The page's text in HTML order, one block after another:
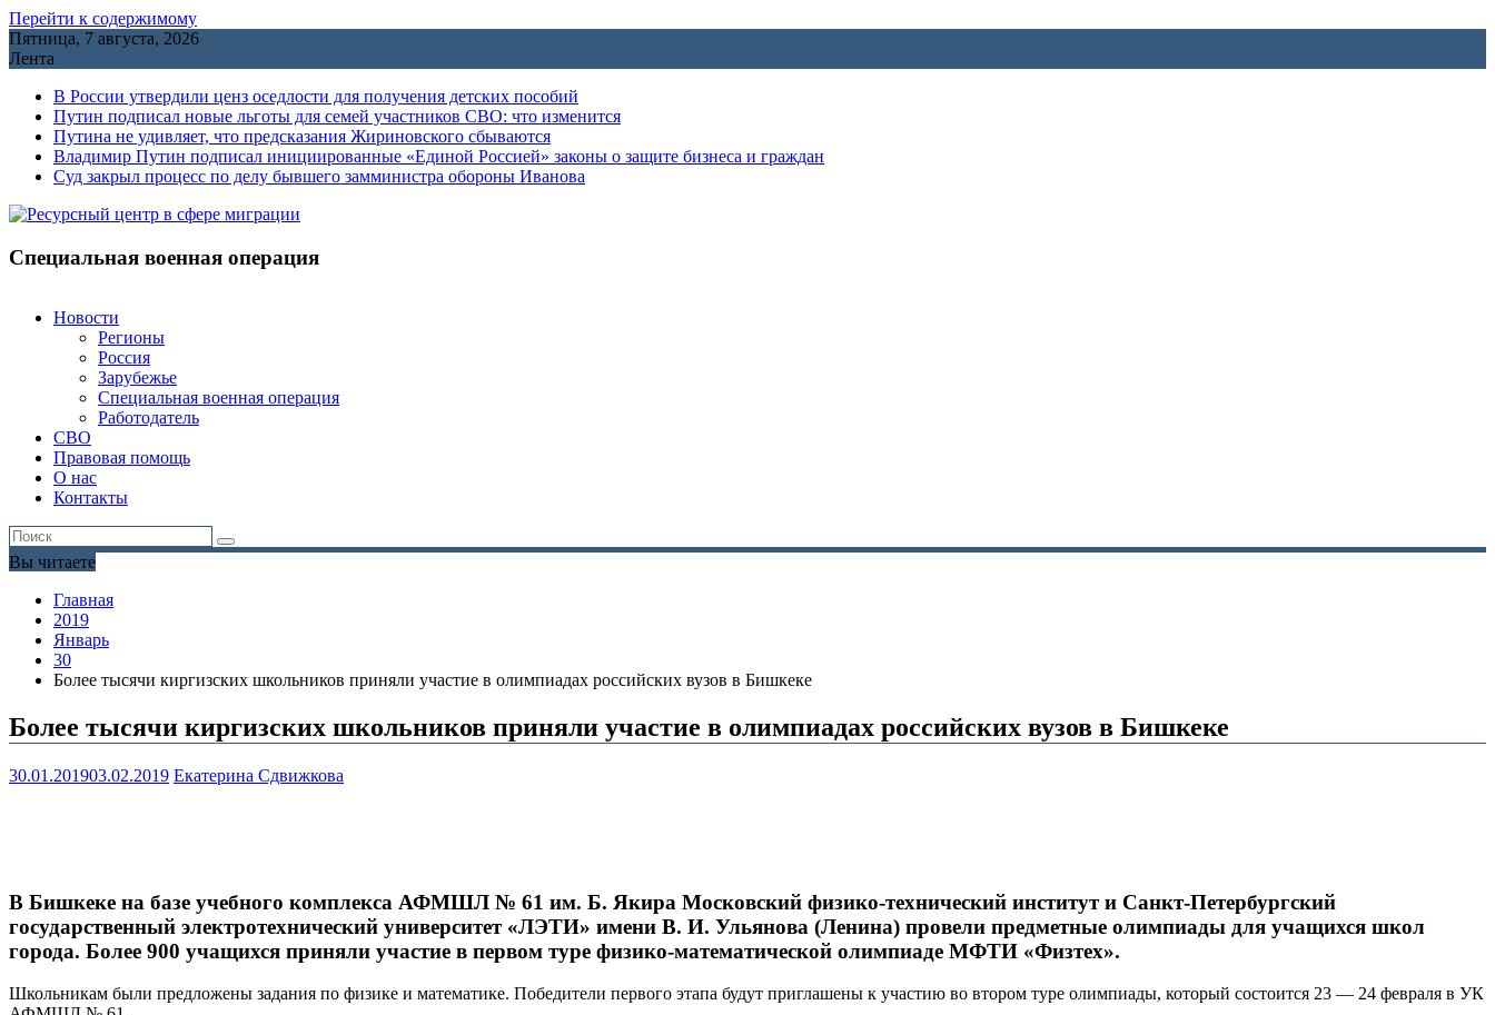
Перейти к содержимому
Пятница, 7 августа, 2026
Лента
В России утвердили ценз оседлости для получения детских пособий
Путин подписал новые льготы для семей участников СВО: что изменится
Путина не удивляет, что предсказания Жириновского сбываются
Владимир Путин подписал инициированные «Единой Россией» законы о защите бизнеса и граждан
Cуд закрыл процесс по делу бывшего замминистра обороны Иванова
Специальная военная операция
Новости
Регионы
Россия
Зарубежье
Специальная военная операция
Работодатель
СВО
Правовая помощь
О нас
Контакты
Вы читаете
Главная
2019
Январь
30
Более тысячи киргизских школьников приняли участие в олимпиадах российских вузов в Бишкеке
Более тысячи киргизских школьников приняли участие в олимпиадах российских вузов в Бишкеке
30.01.201903.02.2019 Екатерина Сдвижкова
В Бишкеке на базе учебного комплекса АФМШЛ № 61 им. Б. Якира Московский физико-технический институт и Санкт-Петербургский
государственный электротехнический университет «ЛЭТИ» имени В. И. Ульянова (Ленина) провели предметные олимпиады для учащихся школ
города. Более 900 учащихся приняли участие в первом туре физико-математической олимпиаде МФТИ «Физтех».
Школьникам были предложены задания по физике и математике. Победители первого этапа будут приглашены к участию во втором туре олимпиады, который состоится 23 — 24 февраля в УК